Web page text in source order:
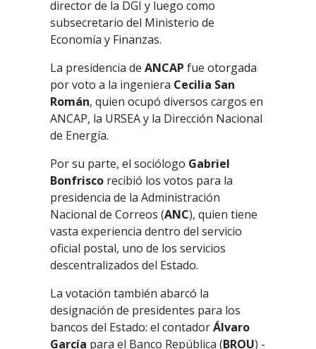
director de la DGI y luego como
subsecretario del Ministerio de
Economía y Finanzas.
La presidencia deANCAPfue otorgada
por voto a la ingeniera Cecilia San
Román, quien ocupó diversos cargos en
ANCAP, la URSEA y la Dirección Nacional
de Energía.
Por su parte, el sociólogo Gabriel
Bonfrisco recibió los votos para la
presidencia de la Administración
Nacional de Correos (ANC), quien tiene
vasta experiencia dentro del servicio
oficial postal, uno de los servicios
descentralizados del Estado.
La votación también abarcó la
designación de presidentes para los
bancos del Estado: el contadorÁlvaro
García para el Banco República (BROU) -